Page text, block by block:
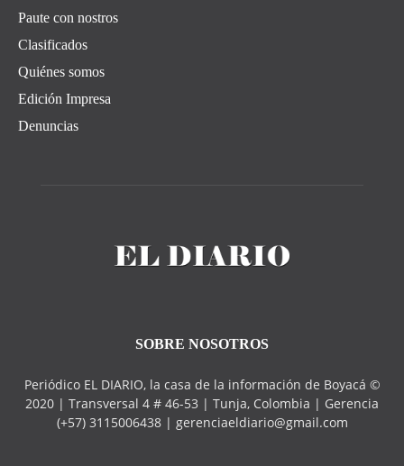
Paute con nostros
Clasificados
Quiénes somos
Edición Impresa
Denuncias
SOBRE NOSOTROS
Periódico EL DIARIO, la casa de la información de Boyacá ©
2020 | Transversal 4 # 46-53 | Tunja, Colombia | Gerencia
(+57) 3115006438 | gerenciaeldiario@gmail.com